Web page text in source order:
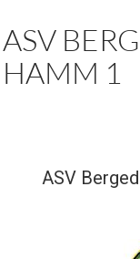
ASV
HAMM 1
ASV